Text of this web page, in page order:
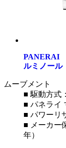
PANERAI
ルミノール
ムーブメント
■ 駆動方式
■ パネライ
■ パワーリ
■ メーカー
年）